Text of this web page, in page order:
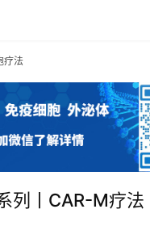
疗法
列丨CAR-M疗法